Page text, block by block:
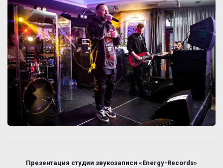
Презентация студии звукозаписи «Energy-Records»